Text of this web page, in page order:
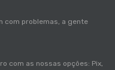
com problemas, a gente
com as nossas opções: Pix,